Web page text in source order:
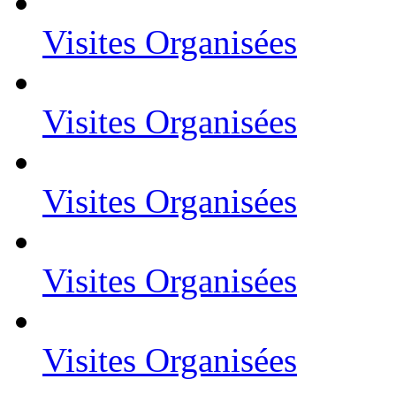
Visites Organisées
Visites Organisées
Visites Organisées
Visites Organisées
Visites Organisées